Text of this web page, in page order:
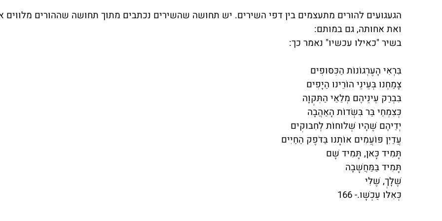
הגעגועים להורים מתעצמים בין דפי השירים. יש תחושה שהשירים נכתבים מתוך תחושה שההורים מלווים
ואת אחותה, גם במותם:
בשיר "כאילו עכשיו" נאמר כך:
בִּרְאִי הָעֶרְגוֹנוֹת הַכִּסּוּפִים
צָמַחְנוּ בְּעֵינֵי הוֹרֵינוּ הַיָּפִים
בִּבְרַק עֵינֵיהֶם מְלֵאֵי הַתִּקְוָה
כְּצִמְחֵי בַּר בִּשְׂדוֹת הָאַהֲבָה
יְדֵיהֶם שֶׁהָיוּ שְׁלוּחוֹת לְחִבּוּקִים
עֲדַיִן פּוֹעֲמִים אוֹתָנוּ בַּדֹּפֶק הַחַיִּים
תָּמִיד כָּאן, תָּמִיד שָׁם
תָּמִיד בַּמַּחֲשָׁבָה
שֶׁלָּךְ, שֶׁלִּי
כְּאִלּוּ עַכְשָׁו.- 166